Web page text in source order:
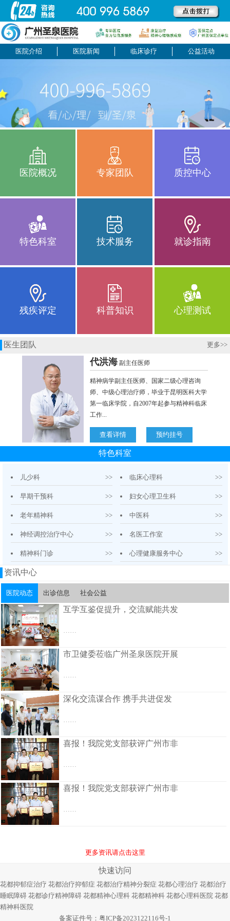
医院介绍 医院新闻 临床诊疗 公益活动
医院概况 专家团队 质控中心
特色科室 技术服务 就诊指南
残疾评定 科普知识 心理测试
医生团队 更多>>
特色科室
儿少科 >> 临床心理科 >>
早期干预科 >> 妇女心理卫生科 >>
老年精神科 >> 中医科 >>
神经调控治疗中心 >> 名医工作室 >>
精神科门诊 >> 心理健康服务中心 >>
资讯中心
医院动态 出诊信息 社会公益
互学互鉴促提升，交流赋能共发
……
市卫健委莅临广州圣泉医院开展
……
深化交流谋合作 携手共进促发
……
喜报！我院党支部获评广州市非
……
喜报！我院党支部获评广州市非
……
更多资讯请点击这里
快速访问
花都抑郁症治疗 花都治疗抑郁症 花都治疗精神分裂症 花都心理治疗 花都治疗
睡眠障碍 花都诊疗精神障碍 花都精神心理科 花都精神科 花都心理科医院 花都
精神科医院
备案证件号： 粤ICP备2023122116号-1